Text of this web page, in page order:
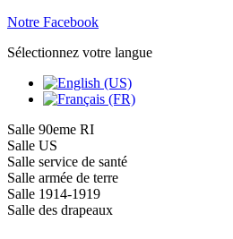
Notre Facebook
Sélectionnez votre langue
Salle 90eme RI
Salle US
Salle service de santé
Salle armée de terre
Salle 1914-1919
Salle des drapeaux